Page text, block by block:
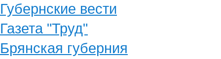
Губернские вести
Газета "Труд"
Брянская губерния